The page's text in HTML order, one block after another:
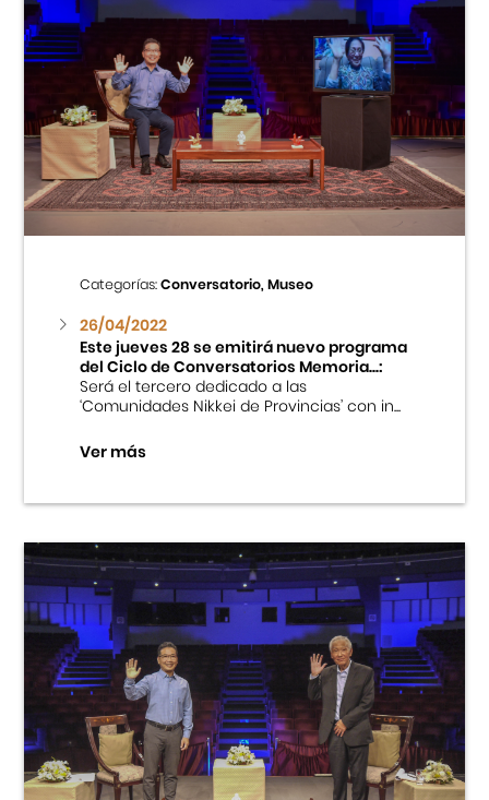
Categorías:Conversatorio, Museo
26/04/2022
Este jueves 28 se emitirá nuevo programa
del Ciclo de Conversatorios Memoria...:
Será el tercero dedicado a las
‘Comunidades Nikkei de Provincias’ con in...
Ver más